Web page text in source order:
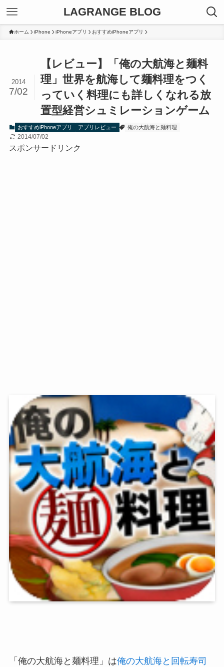
LAGRANGE BLOG
ホーム iPhone iPhoneアプリ おすすめiPhoneアプリ
【レビュー】「俺の大航海と麺料
理」世界を航海して麺料理をつく
っていく料理にも詳しくなれる放
置型経営シュミレーションゲーム
2014
7/02
おすすめiPhoneアプリ アプリレビュー 俺の大航海と麺料理
2014/07/02
スポンサードリンク
「俺の大航海と麺料理」は俺の大航海と回転寿司